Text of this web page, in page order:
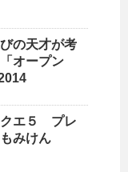
の天才が考
オープン
エ５ プレ
みけん